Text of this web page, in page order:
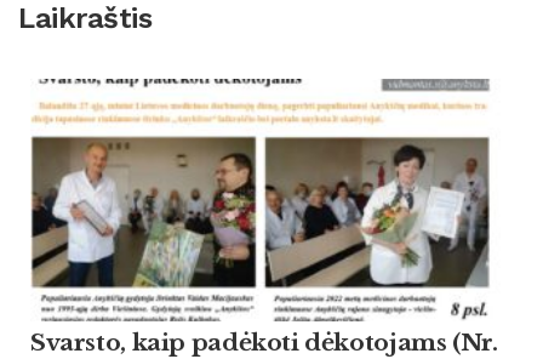
Laikraštis
Svarsto, kaip padėkoti dėkotojams (Nr.